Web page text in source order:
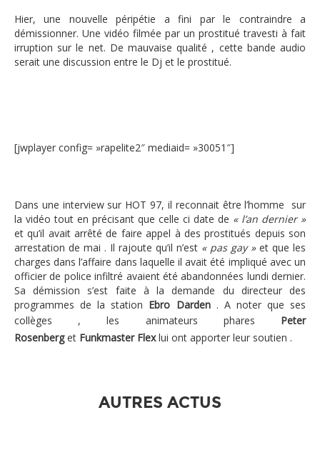
Hier, une nouvelle péripétie a fini par le contraindre a
démissionner. Une vidéo filmée par un prostitué travesti à fait
irruption sur le net. De mauvaise qualité , cette bande audio
serait une discussion entre le Dj et le prostitué.
[jwplayer config= »rapelite2″ mediaid= »30051″]
Dans une interview sur HOT 97, il reconnait être l’homme sur
la vidéo tout en précisant que celle ci date de « l’an dernier »
et qu’il avait arrêté de faire appel à des prostitués depuis son
arrestation de mai . Il rajoute qu’il n’est « pas gay »et que les
charges dans l’affaire dans laquelle il avait été impliqué avec un
officier de police infiltré avaient été abandonnées lundi dernier.
Sa démission s’est faite à la demande du directeur des
programmes de la station Ebro Darden. A noter que ses
collèges , les animateurs phares Peter
Rosenberget Funkmaster Flexlui ont apporter leur soutien .
AUTRES ACTUS